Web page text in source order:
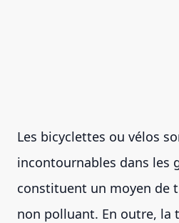
Les bicyclettes ou vélos
incontournables dans les
constituent un moyen de
non polluant. En outre, la